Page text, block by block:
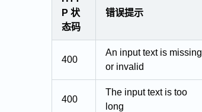
P 状
态码
错误提示
400
An input text is missing
or invalid
400
The input text is too
long